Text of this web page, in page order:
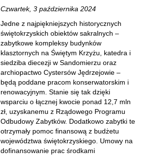
Czwartek, 3 października 2024
Jedne z najpiękniejszych historycznych
świętokrzyskich obiektów sakralnych –
zabytkowe kompleksy budynków
klasztornych na Świętym Krzyżu, katedra i
siedziba diecezji w Sandomierzu oraz
archiopactwo Cystersów Jędrzejowie –
będą poddane pracom konserwatorskim i
renowacyjnym. Stanie się tak dzięki
wsparciu o łącznej kwocie ponad 12,7 mln
zł, uzyskanemu z Rządowego Programu
Odbudowy Zabytków. Dodatkowo zabytki te
otrzymały pomoc finansową z budżetu
województwa świętokrzyskiego. Umowy na
dofinansowanie prac środkami